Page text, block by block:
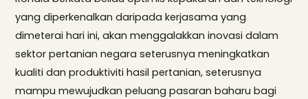
yang diperkenalkan daripada kerjasama yang
dimeterai hari ini, akan menggalakkan inovasi dalam
sektor pertanian negara seterusnya meningkatkan
kualiti dan produktiviti hasil pertanian, seterusnya
mampu mewujudkan peluang pasaran baharu bagi